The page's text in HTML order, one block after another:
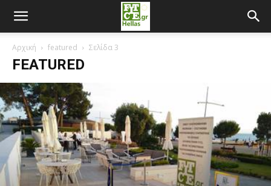
Αρχική featured Σελίδα 3
FEATURED